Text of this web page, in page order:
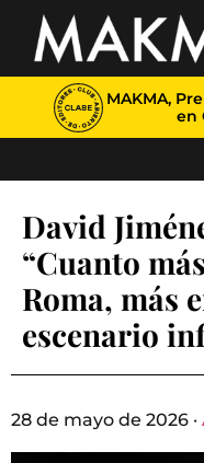
MAKMA,
en
David
“Cuanto
Roma, más
escenario
28 de mayo de 2026 ·